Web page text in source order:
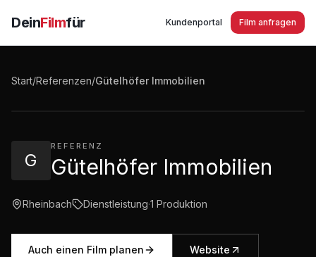
DeinFilmfür Kundenportal Film anfragen
Start/Referenzen/Gütelhöfer Immobilien
G
REFERENZ
Gütelhöfer Immobilien
Rheinbach Dienstleistung·1 Produktion
Auch einen Film planen Website
aus Rheinbach